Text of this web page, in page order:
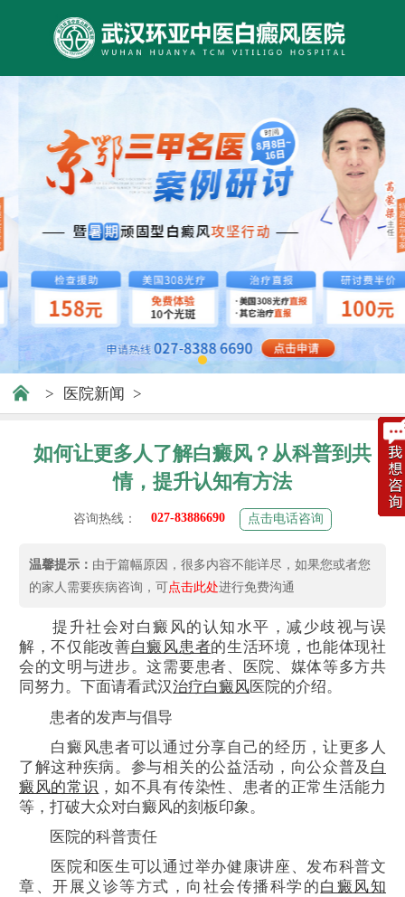
> 医院新闻 >
如何让更多人了解白癜风？从科普到共
情，提升认知有方法
咨询热线： 027-83886690 点击电话咨询
温馨提示： 由于篇幅原因，很多内容不能详尽，如果您或者您
的家人需要疾病咨询，可点击此处进行免费沟通
提升社会对白癜风的认知水平，减少歧视与误
解，不仅能改善白癜风患者的生活环境，也能体现社
会的文明与进步。这需要患者、医院、媒体等多方共
同努力。下面请看武汉治疗白癜风医院的介绍。
患者的发声与倡导
白癜风患者可以通过分享自己的经历，让更多人
了解这种疾病。参与相关的公益活动，向公众普及 白
癜风的常识 ，如不具有传染性、患者的正常生活能力
等，打破大众对白癜风的刻板印象。
医院的科普责任
医院和医生可以通过举办健康讲座、发布科普文
章、开展义诊等方式，向社会传播科学的白癜风知